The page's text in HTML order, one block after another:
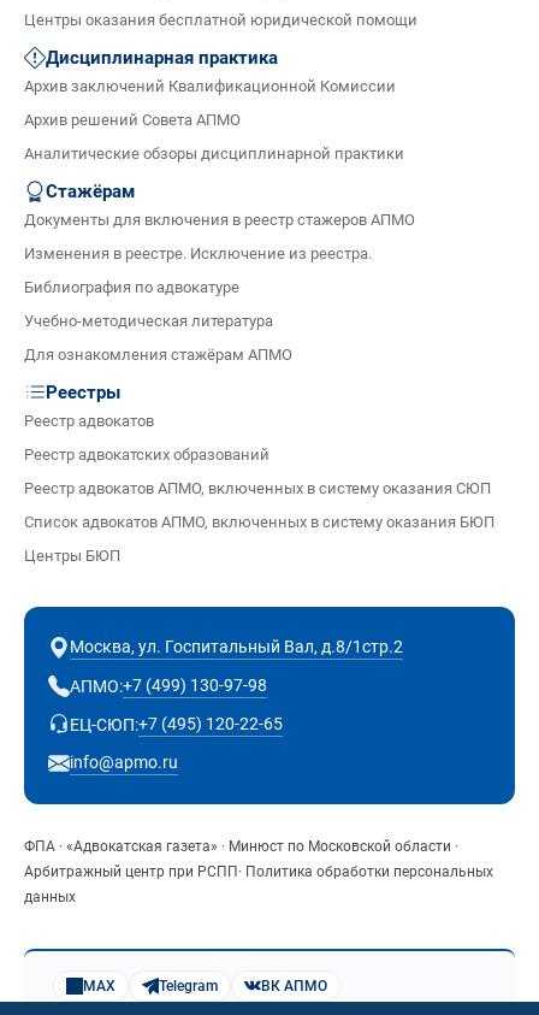
Центры оказания бесплатной юридической помощи
Дисциплинарная практика
Архив заключений Квалификационной Комиссии
Архив решений Совета АПМО
Аналитические обзоры дисциплинарной практики
Стажёрам
Документы для включения в реестр стажеров АПМО
Изменения в реестре. Исключение из реестра.
Библиография по адвокатуре
Учебно-методическая литература
Для ознакомления стажёрам АПМО
Реестры
Реестр адвокатов
Реестр адвокатских образований
Реестр адвокатов АПМО, включенных в систему оказания СЮП
Список адвокатов АПМО, включенных в систему оказания БЮП
Центры БЮП
Москва, ул. Госпитальный Вал, д.8/1стр.2
АПМО:+7 (499) 130-97-98
ЕЦ-СЮП:+7 (495) 120-22-65
info@apmo.ru
ФПА · «Адвокатская газета» · Минюст по Московской области ·
Арбитражный центр при РСПП · Политика обработки персональных
данных
MAX Telegram
ВК АПМО